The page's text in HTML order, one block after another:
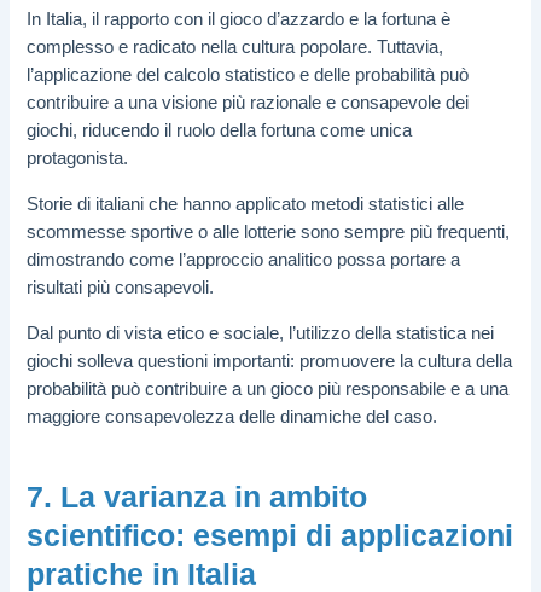
In Italia, il rapporto con il gioco d’azzardo e la fortuna è
complesso e radicato nella cultura popolare. Tuttavia,
l’applicazione del calcolo statistico e delle probabilità può
contribuire a una visione più razionale e consapevole dei
giochi, riducendo il ruolo della fortuna come unica
protagonista.
Storie di italiani che hanno applicato metodi statistici alle
scommesse sportive o alle lotterie sono sempre più frequenti,
dimostrando come l’approccio analitico possa portare a
risultati più consapevoli.
Dal punto di vista etico e sociale, l’utilizzo della statistica nei
giochi solleva questioni importanti: promuovere la cultura della
probabilità può contribuire a un gioco più responsabile e a una
maggiore consapevolezza delle dinamiche del caso.
7. La varianza in ambito
scientifico: esempi di applicazioni
pratiche in Italia